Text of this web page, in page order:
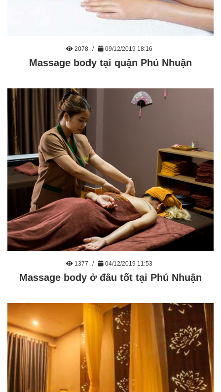
2078 09/12/2019 18:16
Massage body tại quận Phú Nhuận
1377 04/12/2019 11:53
Massage body ở đâu tốt tại Phú Nhuận